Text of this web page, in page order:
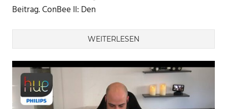
Beitrag. ConBee II: Den
WEITERLESEN